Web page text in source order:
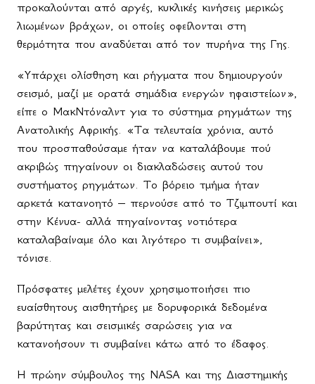
προκαλούνται από αργές, κυκλικές κινήσεις μερικώς
λιωμένων βράχων, οι οποίες οφείλονται στη
θερμότητα που αναδύεται από τον πυρήνα της Γης.
«Υπάρχει ολίσθηση και ρήγματα που δημιουργούν
σεισμό, μαζί με ορατά σημάδια ενεργών ηφαιστείων»,
είπε ο ΜακΝτόναλντ για το σύστημα ρηγμάτων της
Ανατολικής Αφρικής. «Τα τελευταία χρόνια, αυτό
που προσπαθούσαμε ήταν να καταλάβουμε πού
ακριβώς πηγαίνουν οι διακλαδώσεις αυτού του
συστήματος ρηγμάτων. Το βόρειο τμήμα ήταν
αρκετά κατανοητό – περνούσε από το Τζιμπουτί και
στην Κένυα- αλλά πηγαίνοντας νοτιότερα
καταλαβαίναμε όλο και λιγότερο τι συμβαίνει»,
τόνισε.
Πρόσφατες μελέτες έχουν χρησιμοποιήσει πιο
ευαίσθητους αισθητήρες με δορυφορικά δεδομένα
βαρύτητας και σεισμικές σαρώσεις για να
κατανοήσουν τι συμβαίνει κάτω από το έδαφος.
Η πρώην σύμβουλος της NASA και της Διαστημικής